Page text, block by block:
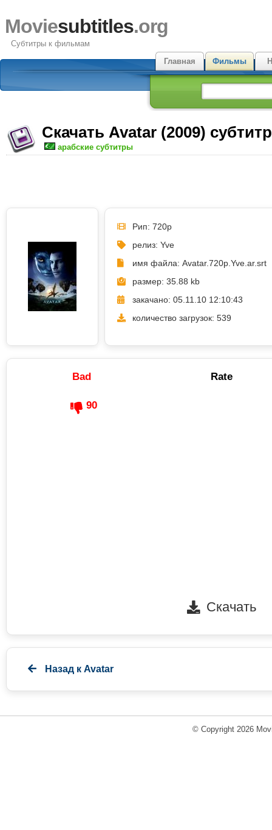
Moviesubtitles.org
Субтитры к фильмам
Главная
Фильмы
Скачать Avatar (2009)
арабские субтитры
Рип: 720p
релиз: Yve
имя файла: Avatar.720p.Yve.ar.srt
размер: 35.88 kb
закачано: 05.11.10 12:10:43
количество загрузок: 539
Bad Rate
90
Скачать
Назад к Avatar
© Copyright 2026